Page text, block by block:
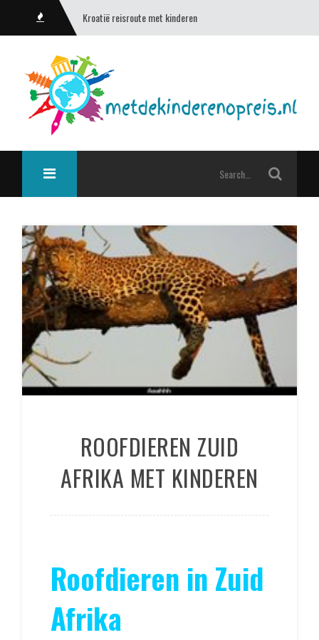
Kroatië reisroute met kinderen
ROOFDIEREN ZUID
AFRIKA MET KINDEREN
Roofdieren in Zuid
Afrika